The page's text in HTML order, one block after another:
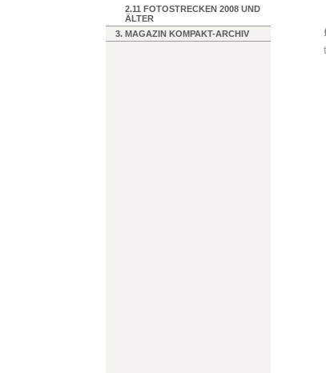
2.11 FOTOSTRECKEN 2008 UND
ÄLTER
3. MAGAZIN KOMPAKT-ARCHIV